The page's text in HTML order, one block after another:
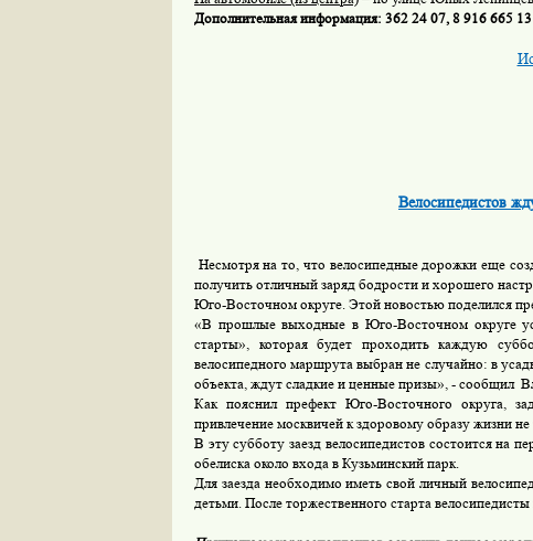
Дополнительная информация: 362 24 07, 8 916 665
Велосипедистов
Несмотря на то, что велосипедные дорожки еще
получить отличный заряд бодрости и хорошего
Юго-Восточном округе. Этой новостью поделился
«В прошлые выходные в Юго-Восточном округе
старты», которая будет проходить каждую
велосипедного маршрута выбран не случайно: в
объекта, ждут сладкие и ценные призы», - сообщил
Как пояснил префект Юго-Восточного округа,
привлечение москвичей к здоровому образу жизни
В эту субботу заезд велосипедистов состоится
обелиска около входа в Кузьминский парк.
Для заезда необходимо иметь свой личный
детьми. После торжественного старта